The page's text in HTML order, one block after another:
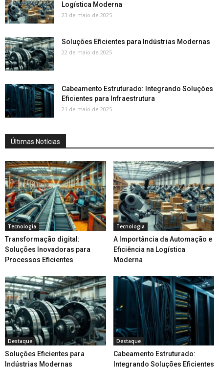
Logística Moderna
23 de maio de 2025
Soluções Eficientes para Indústrias Modernas
22 de maio de 2025
Cabeamento Estruturado: Integrando Soluções
Eficientes para Infraestrutura
21 de maio de 2025
Últimas Notícias
Tecnologia
Transformação digital:
Soluções Inovadoras para
Processos Eficientes
Tecnologia
A Importância da Automação e
Eficiência na Logística
Moderna
Destaque
Soluções Eficientes para
Indústrias Modernas
Destaque
Cabeamento Estruturado:
Integrando Soluções Eficientes